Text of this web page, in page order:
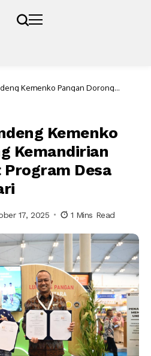
Kemenko Pangan Dorong
Kemenko
Kemandirian
Desa
17, 2025 1 Mins Read